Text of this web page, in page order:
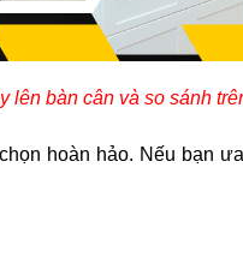
bàn cân và so sánh
hoàn hảo. Nếu bạn